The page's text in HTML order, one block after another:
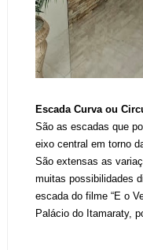
Escada Curva ou
São as escadas que
eixo central em torno
São extensas as
muitas possibilidades
escada do filme “E o
Palácio do Itamaraty,